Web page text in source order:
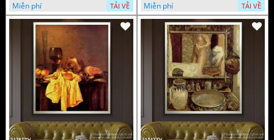
Miễn phí
TẢI VỀ
Miễn phí
TẢI VỀ